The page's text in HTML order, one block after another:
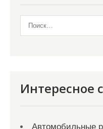
Интересное
Автомобильные